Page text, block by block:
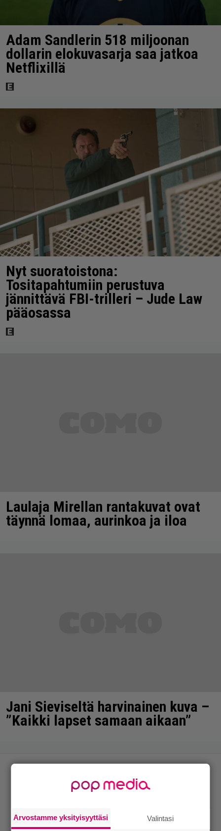
Adam Sandlerin 518 miljoonan
dollarin elokuvasarja saa jatkoa
Netflixillä
Nyt suoratoistona:
Tositapahtumiin perustuva
jännittävä FBI-trilleri – Jude Law
pääosassa
Laulaja Mirellan rantakuvat ovat
täynnä lomaa, aurinkoa ja iloa
Jani Sieviseltä harvinainen kuva –
”Kaikki lapset samaan aikaan”
Arvostamme yksityisyyttäsi Valintasi